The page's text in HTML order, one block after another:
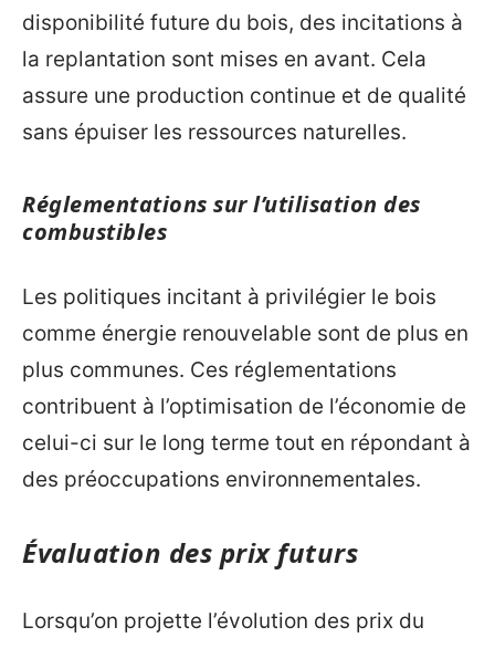
disponibilité future du bois, des incitations à
la replantation sont mises en avant. Cela
assure une production continue et de qualité
sans épuiser les ressources naturelles.
Réglementations sur l’utilisation des
combustibles
Les politiques incitant à privilégier le bois
comme énergie renouvelable sont de plus en
plus communes. Ces réglementations
contribuent à l’optimisation de l’économie de
celui-ci sur le long terme tout en répondant à
des préoccupations environnementales.
Évaluation des prix futurs
Lorsqu’on projette l’évolution des prix du